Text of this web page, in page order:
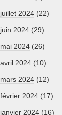
juillet 2024 (22)
juin 2024 (29)
mai 2024 (26)
avril 2024 (10)
mars 2024 (12)
février 2024 (17)
janvier 2024 (16)